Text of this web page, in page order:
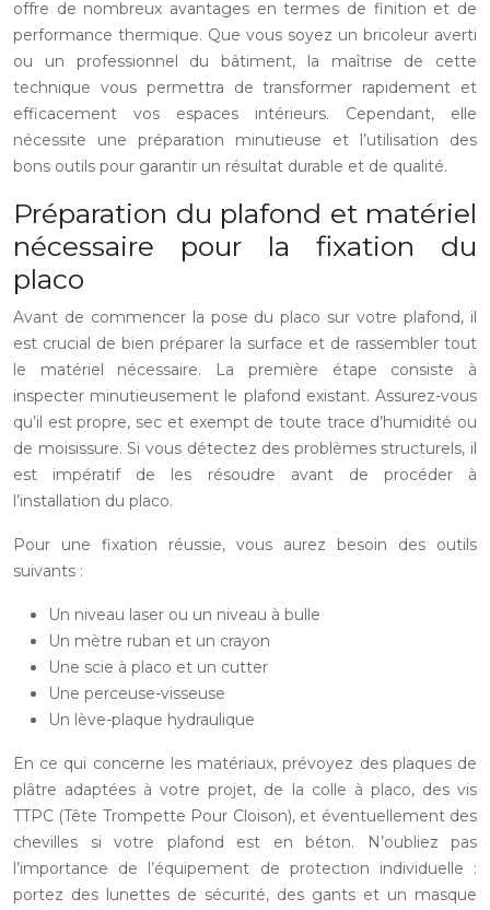
offre de nombreux avantages en termes de finition et de
performance thermique. Que vous soyez un bricoleur averti
ou un professionnel du bâtiment, la maîtrise de cette
technique vous permettra de transformer rapidement et
efficacement vos espaces intérieurs. Cependant, elle
nécessite une préparation minutieuse et l’utilisation des
bons outils pour garantir un résultat durable et de qualité.
Préparation du plafond et matériel
nécessaire pour la fixation du
placo
Avant de commencer la pose du placo sur votre plafond, il
est crucial de bien préparer la surface et de rassembler tout
le matériel nécessaire. La première étape consiste à
inspecter minutieusement le plafond existant. Assurez-vous
qu’il est propre, sec et exempt de toute trace d’humidité ou
de moisissure. Si vous détectez des problèmes structurels, il
est impératif de les résoudre avant de procéder à
l’installation du placo.
Pour une fixation réussie, vous aurez besoin des outils
suivants :
Un niveau laser ou un niveau à bulle
Un mètre ruban et un crayon
Une scie à placo et un cutter
Une perceuse-visseuse
Un lève-plaque hydraulique
En ce qui concerne les matériaux, prévoyez des plaques de
plâtre adaptées à votre projet, de la colle à placo, des vis
TTPC (Tête Trompette Pour Cloison), et éventuellement des
chevilles si votre plafond est en béton. N’oubliez pas
l’importance de l’équipement de protection individuelle :
portez des lunettes de sécurité, des gants et un masque